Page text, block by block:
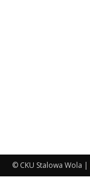
© CKU Stalowa Wola |